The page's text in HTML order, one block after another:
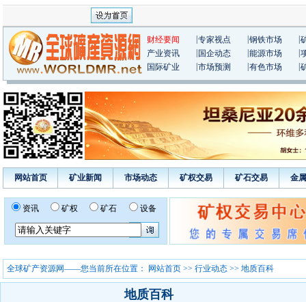
财经要闻 专家视点 钢铁市场
产业资讯
国企动态 能源市场
国际矿业
市场预测 有色市场
网站首页 矿业新闻 市场动态 矿权交易 矿石交易 金
资讯 矿权 矿石 设备
全球矿产资源网——您当前所在位置： 网站首页 >> 行业动态 >> 地质百科
地质百科